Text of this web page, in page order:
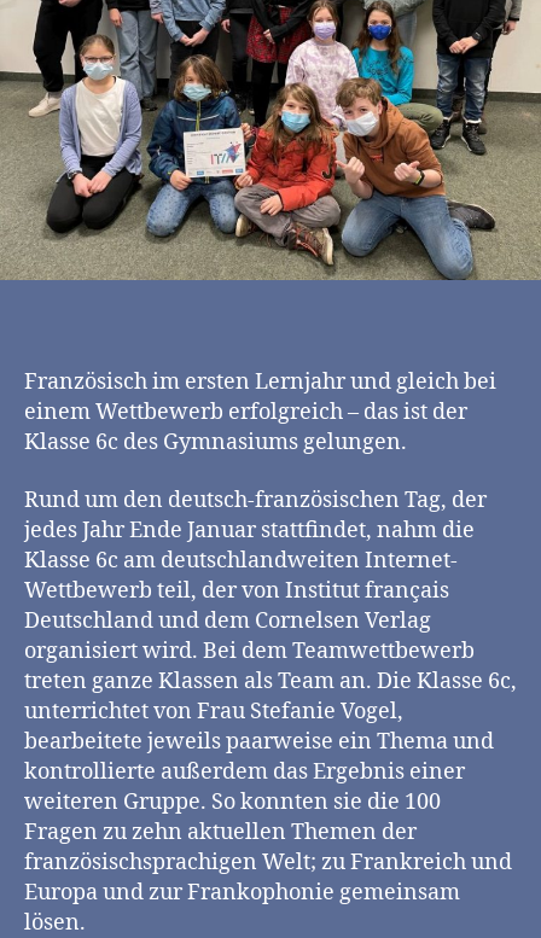
Französisch im ersten Lernjahr und gleich bei
einem Wettbewerb erfolgreich – das ist der
Klasse 6c des Gymnasiums gelungen.
Rund um den deutsch-französischen Tag, der
jedes Jahr Ende Januar stattfindet, nahm die
Klasse 6c am deutschlandweiten Internet-
Wettbewerb teil, der von Institut français
Deutschland und dem Cornelsen Verlag
organisiert wird. Bei dem Teamwettbewerb
treten ganze Klassen als Team an. Die Klasse 6c,
unterrichtet von Frau Stefanie Vogel,
bearbeitete jeweils paarweise ein Thema und
kontrollierte außerdem das Ergebnis einer
weiteren Gruppe. So konnten sie die 100
Fragen zu zehn aktuellen Themen der
französischsprachigen Welt; zu Frankreich und
Europa und zur Frankophonie gemeinsam
lösen.